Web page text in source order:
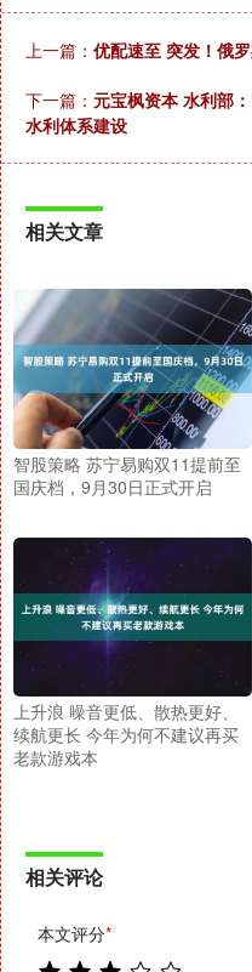
上一篇： 优配速至 突发！俄
下一篇： 元宝枫资本 水利部
水利体系建设
相关文章
智股策略 苏宁易购双11提前至
国庆档，9月30日正式开启
上升浪 噪音更低、散热更好、
续航更长 今年为何不建议再买
老款游戏本
相关评论
本文评分*